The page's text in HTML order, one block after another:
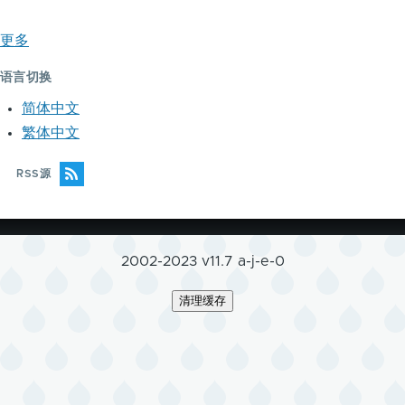
更多
语言切换
简体中文
繁体中文
RSS源
2002-2023 v11.7 a-j-e-0